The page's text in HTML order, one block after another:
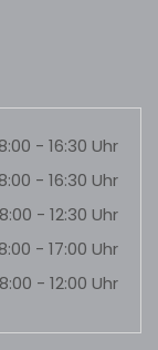
- 16:30 Uhr
- 16:30 Uhr
- 12:30 Uhr
- 17:00 Uhr
- 12:00 Uhr